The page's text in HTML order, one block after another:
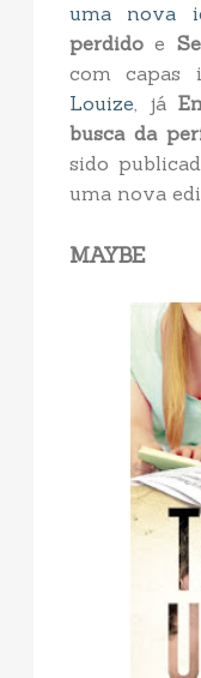
uma nova
perdidoe
com capas
Louize, já
busca da
sido
uma nova
MAYBE